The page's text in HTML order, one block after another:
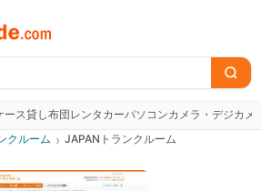
ース貸し布団レンタカーパソコンカメラ・デジカメ
クルーム › JAPANトランクルーム